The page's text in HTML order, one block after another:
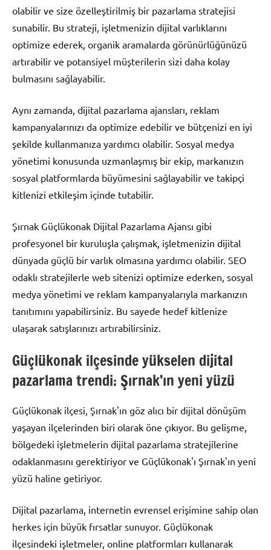
olabilir ve size özelleştirilmiş bir pazarlama stratejisi
sunabilir. Bu strateji, işletmenizin dijital varlıklarını
optimize ederek, organik aramalarda görünürlüğünüzü
artırabilir ve potansiyel müşterilerin sizi daha kolay
bulmasını sağlayabilir.
Aynı zamanda, dijital pazarlama ajansları, reklam
kampanyalarınızı da optimize edebilir ve bütçenizi en iyi
şekilde kullanmanıza yardımcı olabilir. Sosyal medya
yönetimi konusunda uzmanlaşmış bir ekip, markanızın
sosyal platformlarda büyümesini sağlayabilir ve takipçi
kitlenizi etkileşim içinde tutabilir.
Şırnak Güçlükonak Dijital Pazarlama Ajansı gibi
profesyonel bir kuruluşla çalışmak, işletmenizin dijital
dünyada güçlü bir varlık olmasına yardımcı olabilir. SEO
odaklı stratejilerle web sitenizi optimize ederken, sosyal
medya yönetimi ve reklam kampanyalarıyla markanızın
tanıtımını yapabilirsiniz. Bu sayede hedef kitlenize
ulaşarak satışlarınızı artırabilirsiniz.
Güçlükonak ilçesinde yükselen dijital
pazarlama trendi: Şırnak’ın yeni yüzü
Güçlükonak ilçesi, Şırnak'ın göz alıcı bir dijital dönüşüm
yaşayan ilçelerinden biri olarak öne çıkıyor. Bu gelişme,
bölgedeki işletmelerin dijital pazarlama stratejilerine
odaklanmasını gerektiriyor ve Güçlükonak'ı Şırnak'ın yeni
yüzü haline getiriyor.
Dijital pazarlama, internetin evrensel erişimine sahip olan
herkes için büyük fırsatlar sunuyor. Güçlükonak
ilçesindeki işletmeler, online platformları kullanarak